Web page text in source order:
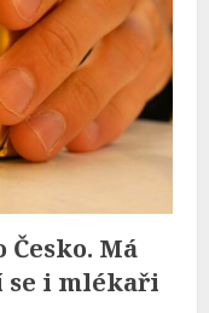
Česko. Má
se i mlékaři